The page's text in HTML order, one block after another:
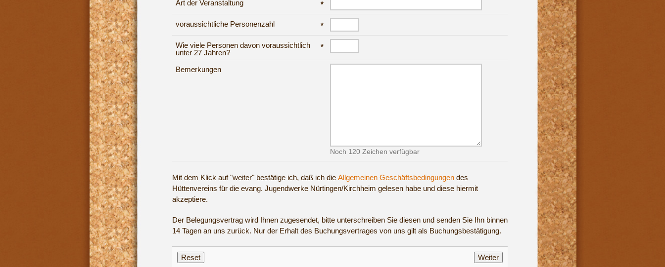
*
Art der Veranstaltung
*
voraussichtliche Personenzahl
*
Wie viele Personen davon voraussichtlich
unter 27 Jahren?
Bemerkungen
Noch 120 Zeichen verfügbar
Mit dem Klick auf "weiter" bestätige ich, daß ich die Allgemeinen Geschäftsbedingungen des
Hüttenvereins für die evang. Jugendwerke Nürtingen/Kirchheim gelesen habe und diese hiermit
akzeptiere.
Der Belegungsvertrag wird Ihnen zugesendet, bitte unterschreiben Sie diesen und senden Sie Ihn binnen
14 Tagen an uns zurück. Nur der Erhalt des Buchungsvertrages von uns gilt als Buchungsbestätigung.